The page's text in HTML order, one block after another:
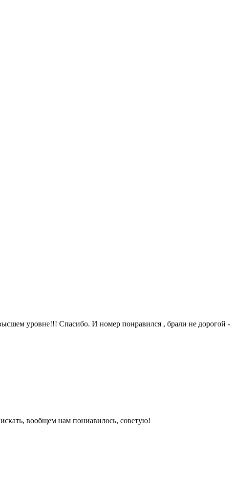
уровне!!! Спасибо. И номер понравился , брали не дорогой -
вообщем нам пониавилось, советую!